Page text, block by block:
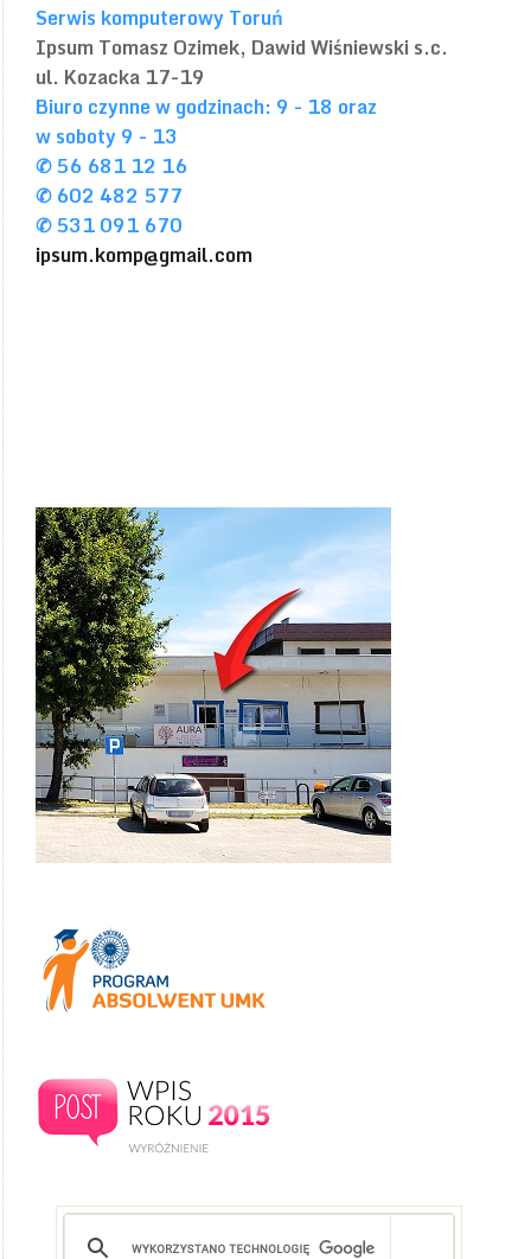
Serwis komputerowy Toruń
Ipsum Tomasz Ozimek, Dawid Wiśniewski s.c.
ul. Kozacka 17-19
Biuro czynne w godzinach: 9 - 18 oraz
w soboty 9 - 13
✆ 56 681 12 16
✆ 602 482 577
✆ 531 091 670
ipsum.komp@gmail.com